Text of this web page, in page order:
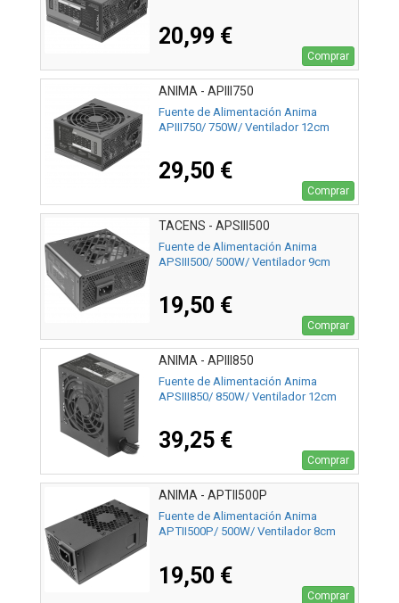
20,99 €
Comprar
ANIMA - APIII750
Fuente de Alimentación Anima
APIII750/ 750W/ Ventilador 12cm
29,50 €
Comprar
TACENS - APSIII500
Fuente de Alimentación Anima
APSIII500/ 500W/ Ventilador 9cm
19,50 €
Comprar
ANIMA - APIII850
Fuente de Alimentación Anima
APSIII850/ 850W/ Ventilador 12cm
39,25 €
Comprar
ANIMA - APTII500P
Fuente de Alimentación Anima
APTII500P/ 500W/ Ventilador 8cm
19,50 €
Comprar